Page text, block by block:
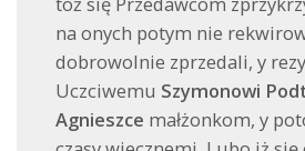
na onych potym nie
dobrowolnie zprzedali, y
Uczciwemu Szymonowi
Agnieszce małżonkom, y